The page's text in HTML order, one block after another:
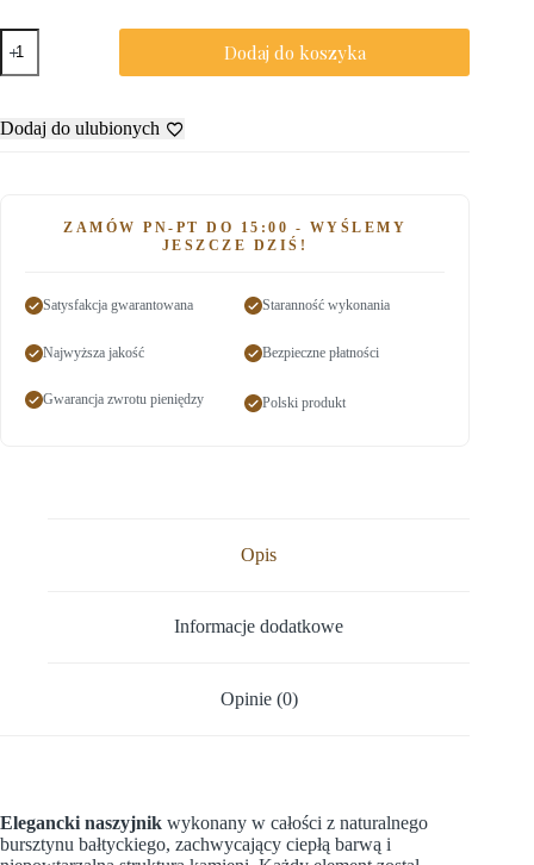
Dodaj do koszyka
Dodaj do ulubionych
ZAMÓW PN-PT DO 15:00 - WYŚLEMY
JESZCZE DZIŚ!
Satysfakcja gwarantowana Staranność wykonania
Najwyższa jakość Bezpieczne płatności
Gwarancja zwrotu pieniędzy Polski produkt
Opis
Informacje dodatkowe
Opinie (0)
Elegancki naszyjnik wykonany w całości z naturalnego
bursztynu bałtyckiego, zachwycający ciepłą barwą i